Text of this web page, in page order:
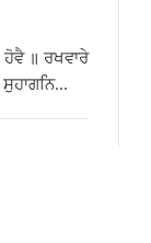
॥ ਰਖਵਾਰੇ